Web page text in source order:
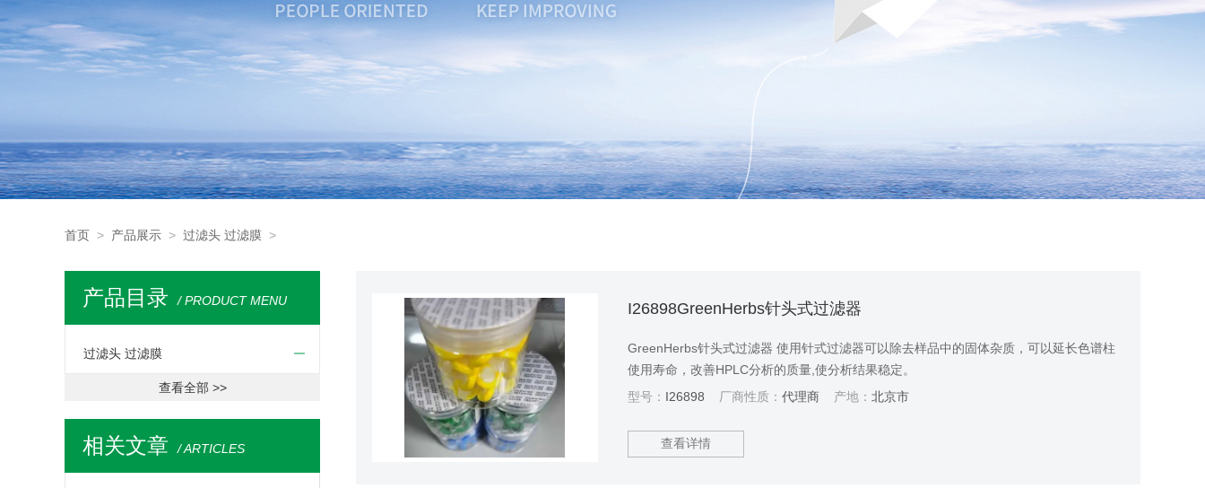
首页 > 产品展示 > 过滤头 过滤膜 >
产品目录 / PRODUCT MENU
过滤头 过滤膜
查看全部 >>
相关文章 / ARTICLES
I26898GreenHerbs针头式过滤器
GreenHerbs针头式过滤器 使用针式过滤器可以除去样品中的固体杂质，可以延长色谱柱
使用寿命，改善HPLC分析的质量,使分析结果稳定。
型号： I26898 厂商性质：代理商 产地：北京市
查看详情